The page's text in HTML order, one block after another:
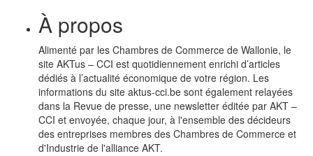
À propos
Alimenté par les Chambres de Commerce de Wallonie, le
site AKTus – CCI est quotidiennement enrichi d’articles
dédiés à l’actualité économique de votre région. Les
informations du site aktus-cci.be sont également relayées
dans la Revue de presse, une newsletter éditée par AKT –
CCI et envoyée, chaque jour, à l'ensemble des décideurs
des entreprises membres des Chambres de Commerce et
d'Industrie de l'alliance AKT.